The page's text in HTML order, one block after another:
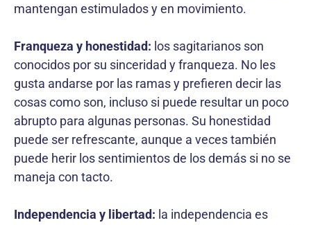
mantengan estimulados y en movimiento.
Franqueza y honestidad: los sagitarianos son
conocidos por su sinceridad y franqueza. No les
gusta andarse por las ramas y prefieren decir las
cosas como son, incluso si puede resultar un poco
abrupto para algunas personas. Su honestidad
puede ser refrescante, aunque a veces también
puede herir los sentimientos de los demás si no se
maneja con tacto.
Independencia y libertad: la independencia es